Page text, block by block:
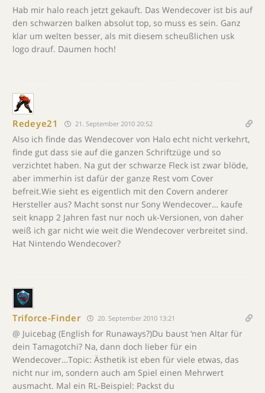
Hab mir halo reach jetzt gekauft. Das Wendecover ist bis auf
den schwarzen balken absolut top, so muss es sein. Ganz
klar um welten besser, als mit diesem scheußlichen usk
logo drauf. Daumen hoch!
Redeye21 21. September 2010 20:52
Also ich finde das Wendecover von Halo echt nicht verkehrt,
finde gut dass sie auf die ganzen Schriftzüge und so
verzichtet haben. Na gut der schwarze Fleck ist zwar blöde,
aber immerhin ist dafür der ganze Rest vom Cover
befreit.Wie sieht es eigentlich mit den Covern anderer
Hersteller aus? Macht sonst nur Sony Wendecover… kaufe
seit knapp 2 Jahren fast nur noch uk-Versionen, von daher
weiß ich gar nicht wie weit die Wendecover verbreitet sind.
Hat Nintendo Wendecover?
Triforce-Finder 20. September 2010 13:21
@ Juicebag (English for Runaways?)Du baust ‘nen Altar für
dein Tamagotchi? Na, dann doch lieber für ein
Wendecover…Topic: Ästhetik ist eben für viele etwas, das
nicht nur im, sondern auch am Spiel einen Mehrwert
ausmacht. Mal ein RL-Beispiel: Packst du